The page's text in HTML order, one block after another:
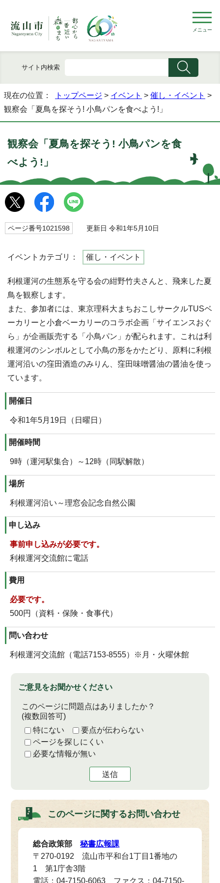
メニュー
サイト内検索
現在の位置： トップページ > イベント > 催し・イベント >
観察会「夏鳥を探そう! 小鳥パンを食べよう!」
観察会「夏鳥を探そう! 小鳥パンを食
べよう!」
ページ番号1021598 更新日 令和1年5月10日
イベントカテゴリ： 催し・イベント
利根運河の生態系を守る会の紺野竹夫さんと、飛来した夏
鳥を観察します。
また、参加者には、東京理科大まちおこしサークルTUSベ
ーカリーと小倉ベーカリーのコラボ企画「サイエンスおぐ
ら」が企画販売する「小鳥パン」が配られます。これは利
根運河のシンボルとして小鳥の形をかたどり、原料に利根
運河沿いの窪田酒造のみりん、窪田味噌醤油の醤油を使っ
ています。
開催日
令和1年5月19日（日曜日）
開催時間
9時（運河駅集合）～12時（同駅解散）
場所
利根運河沿い～理窓会記念自然公園
申し込み
事前申し込みが必要です。
利根運河交流館に電話
費用
必要です。
500円（資料・保険・食事代）
問い合わせ
利根運河交流館（電話7153-8555）※月・火曜休館
ご意見をお聞かせください
このページに問題点はありましたか？
(複数回答可)
特にない
要点が伝わらない
ページを探しにくい
必要な情報が無い
送信
このページに関するお問い合わせ
総合政策部秘書広報課
〒270-0192 流山市平和台1丁目1番地の
1 第1庁舎3階
電話：04-7150-6063 ファクス：04-7150-